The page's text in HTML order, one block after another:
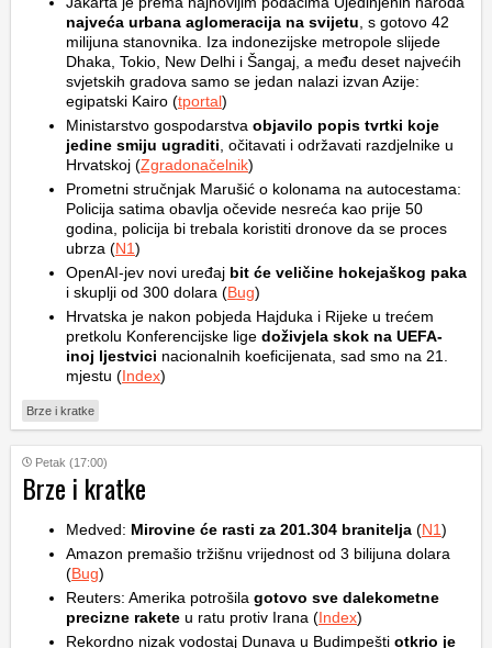
najveća urbana aglomeracija na svijetu , s gotovo 42
milijuna stanovnika. Iza indonezijske metropole slijede
Dhaka, Tokio, New Delhi i Šangaj, a među deset najvećih
svjetskih gradova samo se jedan nalazi izvan Azije:
egipatski Kairo (tportal)
Ministarstvo gospodarstva objavilo popis tvrtki koje
jedine smiju ugraditi , očitavati i održavati razdjelnike u
Hrvatskoj (Zgradonačelnik)
Prometni stručnjak Marušić o kolonama na autocestama:
Policija satima obavlja očevide nesreća kao prije 50
godina, policija bi trebala koristiti dronove da se proces
ubrza (N1)
OpenAI-jev novi uređaj bit će veličine hokejaškog paka
i skuplji od 300 dolara (Bug)
Hrvatska je nakon pobjeda Hajduka i Rijeke u trećem
pretkolu Konferencijske lige doživjela skok na UEFA-
inoj ljestvici nacionalnih koeficijenata, sad smo na 21.
mjestu (Index)
Brze i kratke
Petak (17:00)
Brze i kratke
Medved: Mirovine će rasti za 201.304 branitelja (N1)
Amazon premašio tržišnu vrijednost od 3 bilijuna dolara
(Bug)
Reuters: Amerika potrošila gotovo sve dalekometne
precizne rakete u ratu protiv Irana (Index)
Rekordno nizak vodostaj Dunava u Budimpešti otkrio je